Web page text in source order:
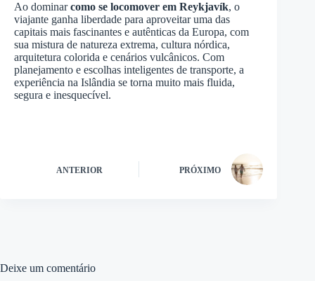
Ao dominarcomo se locomover em Reykjavík, o
viajante ganha liberdade para aproveitar uma das
capitais mais fascinantes e autênticas da Europa, com
sua mistura de natureza extrema, cultura nórdica,
arquitetura colorida e cenários vulcânicos. Com
planejamento e escolhas inteligentes de transporte, a
experiência na Islândia se torna muito mais fluida,
segura e inesquecível.
ANTERIOR PRÓXIMO
Deixe um comentário